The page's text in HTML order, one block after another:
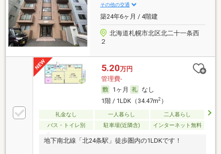
その他の交通
築24年6ヶ月 / 4階建
北海道札幌市北区北二十一条西
２
5.20万円
管理費-
1ヶ月
なし
1階 / 1LDK（34.47m2）
礼金なし 一人暮らし
二人暮らし
バス・トイレ別
駐車場(近隣含) インターネット無料
地下南北線「北24条駅」徒歩圏内の1LDKです！